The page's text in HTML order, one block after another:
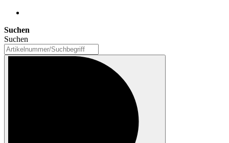
Suchen
Suchen